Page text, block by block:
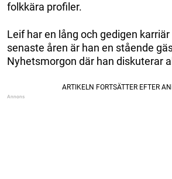
folkkära profiler.
Leif har en lång och gedigen
senaste åren är han en stående
Nyhetsmorgon där han diskuterar